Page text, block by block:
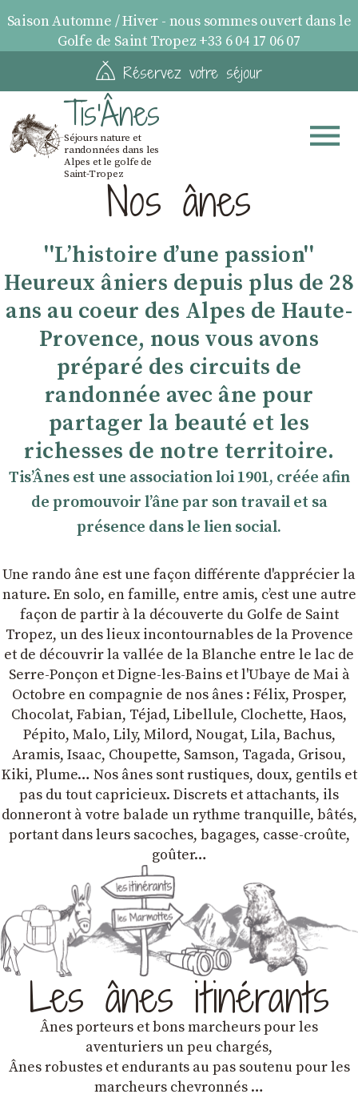
Saison Automne / Hiver - nous sommes ouvert dans le
Golfe de Saint Tropez +33 6 04 17 06 07
Réservez votre séjour
Tis'Ânes
Séjours nature et
randonnées dans les
Alpes et le golfe de
Saint-TropezNos ânes
''Lʼhistoire dʼune passion''
Heureux âniers depuis plus de 28
ans au coeur des Alpes de Haute-
Provence, nous vous avons
préparé des circuits de
randonnée avec âne pour
partager la beauté et les
richesses de notre territoire.
TisʼÂnes est une association loi 1901, créée afin
de promouvoir lʼâne par son travail et sa
présence dans le lien social.
Une rando âne est une façon différente d'apprécier la
nature. En solo, en famille, entre amis, cʼest une autre
façon de partir à la découverte du Golfe de Saint
Tropez, un des lieux incontournables de la Provence
et de découvrir la vallée de la Blanche entre le lac de
Serre-Ponçon et Digne-les-Bains et l'Ubaye de Mai à
Octobre en compagnie de nos ânes : Félix, Prosper,
Chocolat, Fabian, Téjad, Libellule, Clochette, Haos,
Pépito, Malo, Lily, Milord, Nougat, Lila, Bachus,
Aramis, Isaac, Choupette, Samson, Tagada, Grisou,
Kiki, Plume… Nos ânes sont rustiques, doux, gentils et
pas du tout capricieux. Discrets et attachants, ils
donneront à votre balade un rythme tranquille, bâtés,
portant dans leurs sacoches, bagages, casse-croûte,
goûter…
Les ânes itinérants
Ânes porteurs et bons marcheurs pour les
aventuriers un peu chargés,
Ânes robustes et endurants au pas soutenu pour les
marcheurs chevronnés …